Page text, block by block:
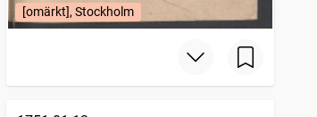
[omärkt], Stockholm